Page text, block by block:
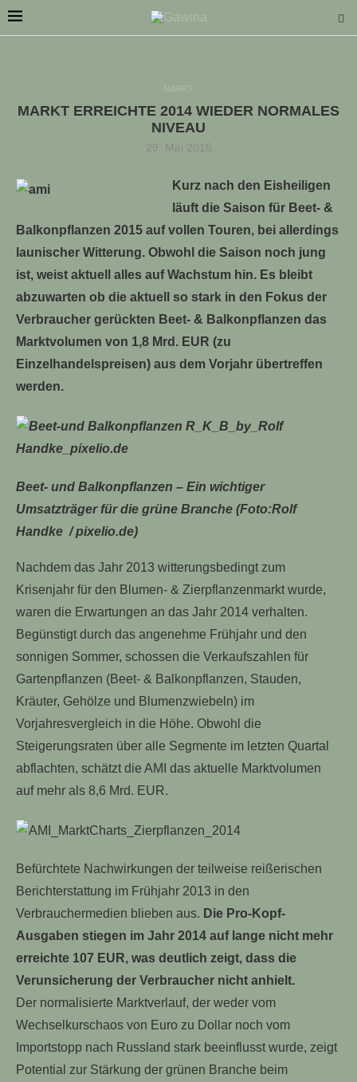
MARKT ERREICHTE 2014 WIEDER NORMALES
NIVEAU
29. Mai 2015
Kurz nach den Eisheiligen
läuft die Saison für Beet- &
Balkonpflanzen 2015 auf vollen Touren, bei allerdings
launischer Witterung. Obwohl die Saison noch jung
ist, weist aktuell alles auf Wachstum hin. Es bleibt
abzuwarten ob die aktuell so stark in den Fokus der
Verbraucher gerückten Beet- & Balkonpflanzen das
Marktvolumen von 1,8 Mrd. EUR (zu
Einzelhandelspreisen) aus dem Vorjahr übertreffen
werden.
Beet- und Balkonpflanzen – Ein wichtiger
Umsatzträger für die grüne Branche (Foto:Rolf
Handke / pixelio.de)
Nachdem das Jahr 2013 witterungsbedingt zum
Krisenjahr für den Blumen- & Zierpflanzenmarkt wurde,
waren die Erwartungen an das Jahr 2014 verhalten.
Begünstigt durch das angenehme Frühjahr und den
sonnigen Sommer, schossen die Verkaufszahlen für
Gartenpflanzen (Beet- & Balkonpflanzen, Stauden,
Kräuter, Gehölze und Blumenzwiebeln) im
Vorjahresvergleich in die Höhe. Obwohl die
Steigerungsraten über alle Segmente im letzten Quartal
abflachten, schätzt die AMI das aktuelle Marktvolumen
auf mehr als 8,6 Mrd. EUR.
Befürchtete Nachwirkungen der teilweise reißerischen
Berichterstattung im Frühjahr 2013 in den
Verbrauchermedien blieben aus. Die Pro-Kopf-
Ausgaben stiegen im Jahr 2014 auf lange nicht mehr
erreichte 107 EUR, was deutlich zeigt, dass die
Verunsicherung der Verbraucher nicht anhielt.
Der normalisierte Marktverlauf, der weder vom
Wechselkurschaos von Euro zu Dollar noch vom
Importstopp nach Russland stark beeinflusst wurde, zeigt
Potential zur Stärkung der grünen Branche beim